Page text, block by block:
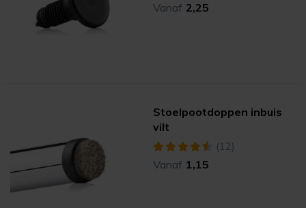
Vanaf 2,25
Stoelpootdoppen inbuis
vilt
(12)
Vanaf 1,15